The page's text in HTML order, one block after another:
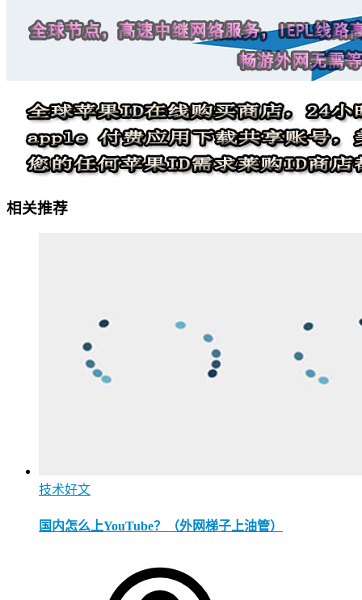
相关推荐
技术好文
国内怎么上YouTube？（外网梯子上油管）